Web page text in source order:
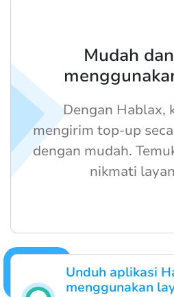
Unduh aplikasi
menggunakan
Mudah
Dengan Hablax,
mengirim top-up
dengan mudah.
nikmati